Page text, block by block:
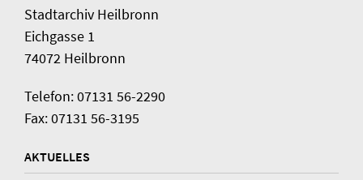
Stadtarchiv Heilbronn
Eichgasse 1
74072 Heilbronn
Telefon: 07131 56-2290
Fax: 07131 56-3195
AKTUELLES